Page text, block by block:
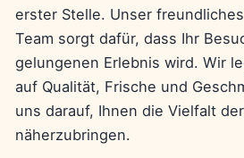
erster Stelle. Unser
Team sorgt dafür, dass Ihr
gelungenen Erlebnis wird. Wir
auf Qualität, Frische und
uns darauf, Ihnen die Vielfalt
näherzubringen.